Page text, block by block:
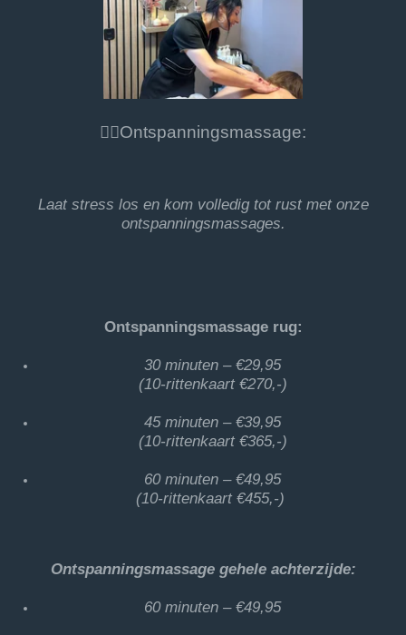
💆‍♀️Ontspanningsmassage:
Laat stress los en kom volledig tot rust met onze
ontspanningsmassages.
Ontspanningsmassage rug:
30 minuten – €29,95
(10-rittenkaart €270,-)
45 minuten – €39,95
(10-rittenkaart €365,-)
60 minuten – €49,95
(10-rittenkaart €455,-)
Ontspanningsmassage gehele achterzijde:
60 minuten – €49,95